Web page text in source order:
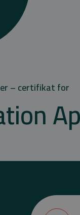
– certifikat for